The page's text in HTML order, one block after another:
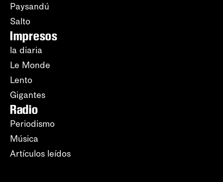
Paysandú
Salto
Impresos
la diaria
Le Monde
Lento
Gigantes
Radio
Periodismo
Música
Artículos leídos